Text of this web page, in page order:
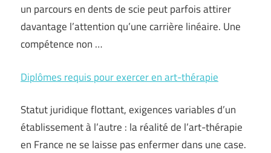
un parcours en dents de scie peut parfois attirer
davantage l’attention qu’une carrière linéaire. Une
compétence non …
Diplômes requis pour exercer en art-thérapie
Statut juridique flottant, exigences variables d’un
établissement à l’autre : la réalité de l’art-thérapie
en France ne se laisse pas enfermer dans une case.